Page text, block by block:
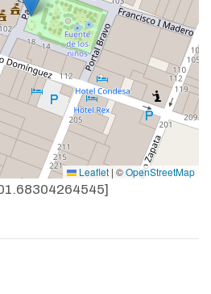
Leaflet | ©OpenStreetMap